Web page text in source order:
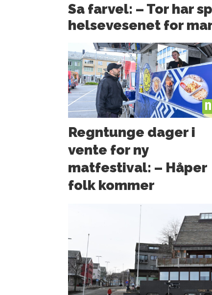
Sa farvel: – Tor har
helsevesenet for
Regntunge dager i
vente for ny
matfestival: – Håper
folk kommer